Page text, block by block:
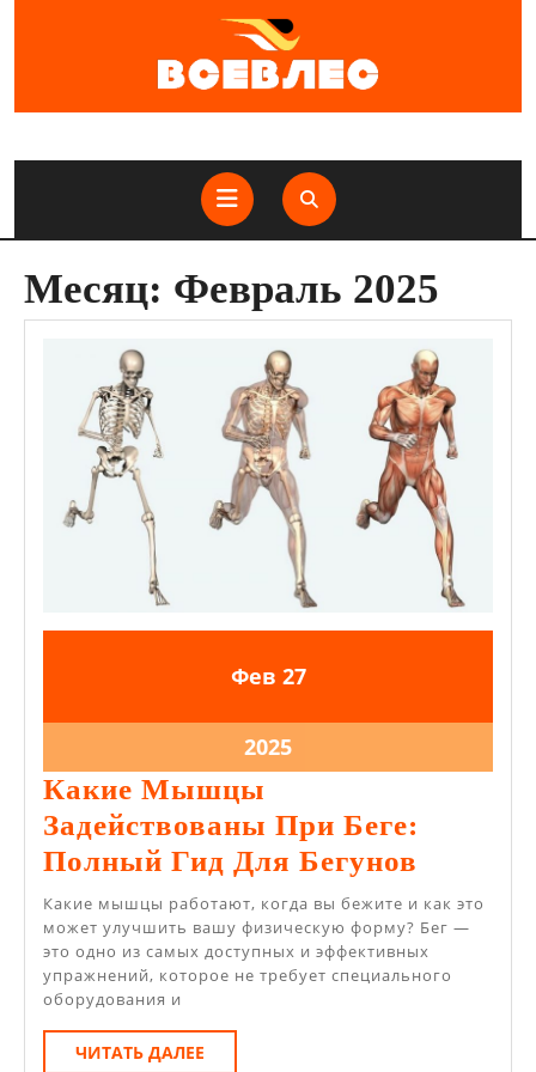
Кнопка
Открыть
Месяц: Февраль 2025
Фев27.02.2025
2727.02.2025
202527.02.2025
Какие Мышцы
Задействованы При Беге:
Полный Гид Для Бегунов
При
Какие мышцы работают, когда вы бежите и как это
может улучшить вашу физическую форму? Бег —
это одно из самых доступных и эффективных
упражнений, которое не требует специального
оборудования и
ЧИТАТЬ ДАЛЕЕ